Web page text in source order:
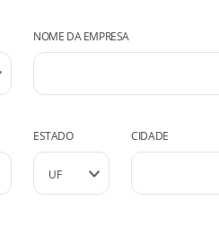
NOME DA EMPRESA
ESTADO CIDADE